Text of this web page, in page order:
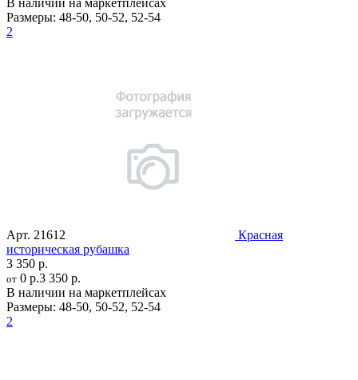
В наличии на маркетплейсах
Размеры: 48-50, 50-52, 52-54
2
Арт. 21612
Красная
историческая рубашка
3 350 р.
от 0 р.3 350 р.
В наличии на маркетплейсах
Размеры: 48-50, 50-52, 52-54
2